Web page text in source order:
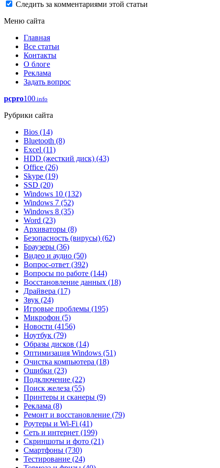
Следить за комментариями этой статьи
Меню сайта
Главная
Все статьи
Контакты
О блоге
Реклама
Задать вопрос
pcpro100.info
Рубрики сайта
Bios (14)
Bluetooth (8)
Excel (11)
HDD (жесткий диск) (43)
Office (26)
Skype (19)
SSD (20)
Windows 10 (132)
Windows 7 (52)
Windows 8 (35)
Word (23)
Архиваторы (8)
Безопасность (вирусы) (62)
Браузеры (36)
Видео и аудио (50)
Вопрос-ответ (392)
Вопросы по работе (144)
Восстановление данных (18)
Драйвера (17)
Звук (24)
Игровые проблемы (195)
Микрофон (5)
Новости (4156)
Ноутбук (79)
Образы дисков (14)
Оптимизация Windows (51)
Очистка компьютера (18)
Ошибки (23)
Подключение (22)
Поиск железа (55)
Принтеры и сканеры (9)
Реклама (8)
Ремонт и восстановление (79)
Роутеры и Wi-Fi (41)
Сеть и интернет (199)
Скриншоты и фото (21)
Смартфоны (730)
Тестирование (24)